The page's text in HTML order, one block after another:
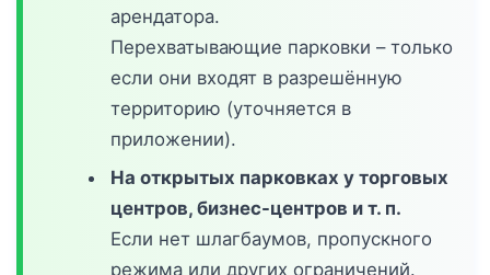
арендатора.
Перехватывающие парковки – только
если они входят в разрешённую
территорию (уточняется в
приложении).
На открытых парковках у торговых
центров, бизнес-центров и т. п.
Если нет шлагбаумов, пропускного
режима или других ограничений.